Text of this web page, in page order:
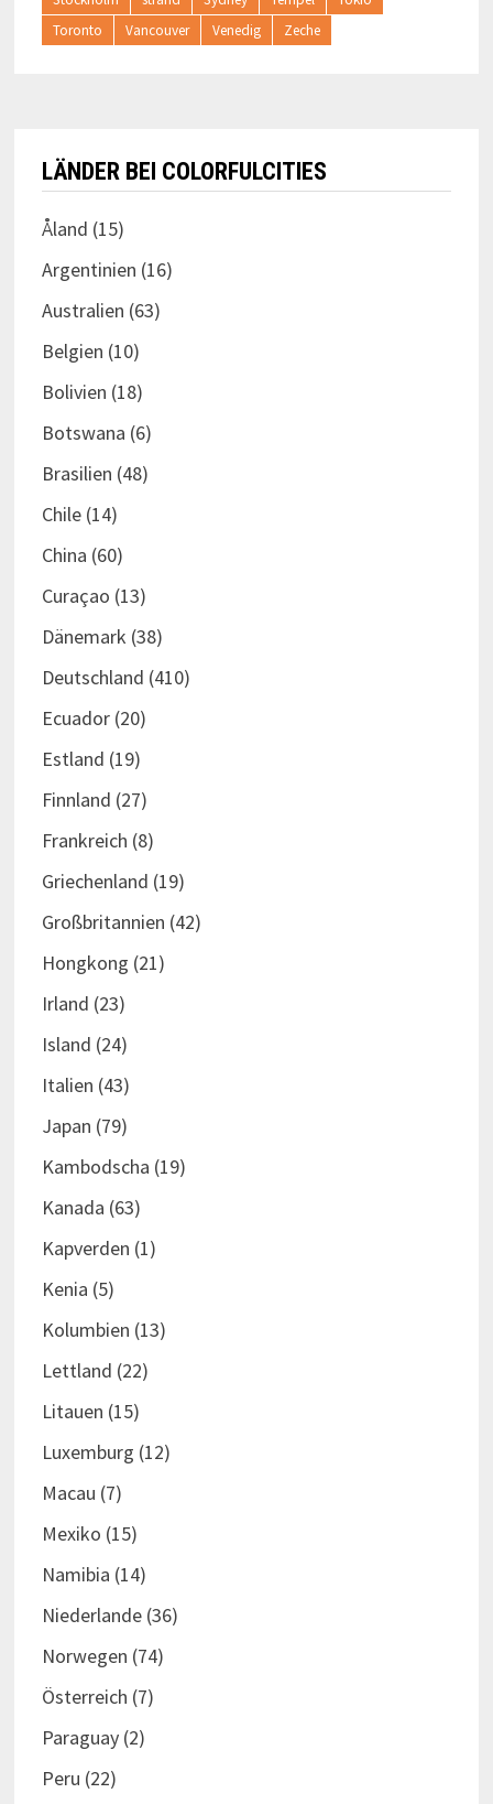
Toronto
Vancouver Venedig Zeche
LÄNDER BEI COLORFULCITIES
Åland (15)
Argentinien (16)
Australien (63)
Belgien (10)
Bolivien (18)
Botswana (6)
Brasilien (48)
Chile(14)
China (60)
Curaçao (13)
Dänemark (38)
Deutschland (410)
Ecuador(20)
Estland (19)
Finnland (27)
Frankreich (8)
Griechenland (19)
Großbritannien (42)
Hongkong (21)
Irland (23)
Island (24)
Italien (43)
Japan (79)
Kambodscha (19)
Kanada (63)
Kapverden (1)
Kenia (5)
Kolumbien (13)
Lettland (22)
Litauen (15)
Luxemburg (12)
Macau (7)
Mexiko (15)
Namibia (14)
Niederlande(36)
Norwegen (74)
Österreich (7)
Paraguay(2)
Peru (22)